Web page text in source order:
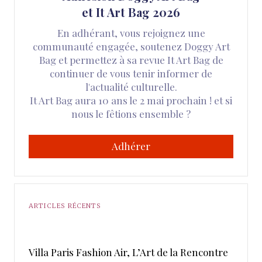
et It Art Bag 2026
En adhérant, vous rejoignez une
communauté engagée, soutenez Doggy Art
Bag et permettez à sa revue It Art Bag de
continuer de vous tenir informer de
l'actualité culturelle.
It Art Bag aura 10 ans le 2 mai prochain ! et si
nous le fêtions ensemble ?
Adhérer
ARTICLES RÉCENTS
​Villa Paris Fashion Air, ​L’Art de la Rencontre